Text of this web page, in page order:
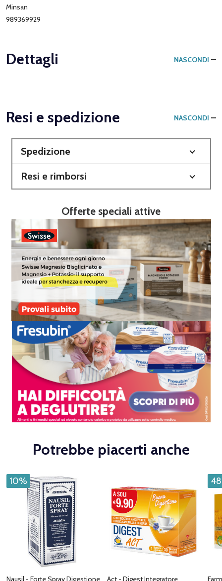
Minsan
989369929
Dettagli NASCONDI
Resi e spedizione NASCONDI
Spedizione
Resi e rimborsi
Offerte speciali attive
Potrebbe piacerti anche
10%
Nausil - Forte Spray Digestione
Act - Digest Integratore